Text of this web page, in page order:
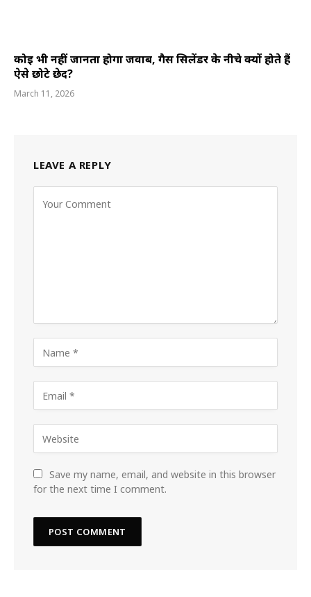
कोई भी नहीं जानता होगा जवाब, गैस सिलेंडर के नीचे क्यों होते हैं
ऐसे छोटे छेद?
March 11, 2026
LEAVE A REPLY
Save my name, email, and website in this browser
for the next time I comment.